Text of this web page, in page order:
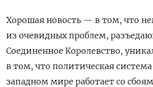
Хорошая новость — в том, что
из очевидных проблем,
Соединенное Королевство,
в том, что политическая
западном мире работает со